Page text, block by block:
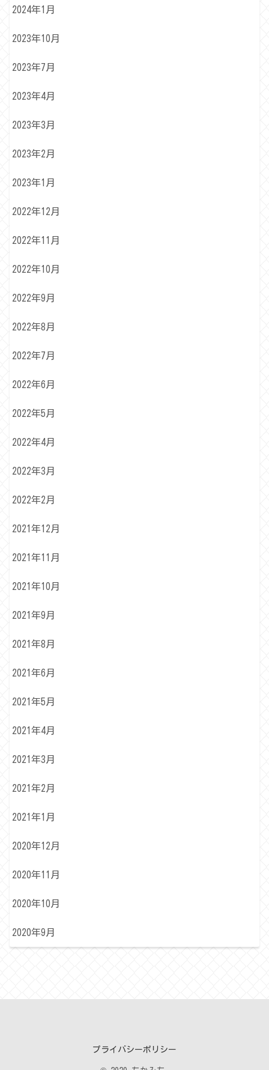
2024年1月
2023年10月
2023年7月
2023年4月
2023年3月
2023年2月
2023年1月
2022年12月
2022年11月
2022年10月
2022年9月
2022年8月
2022年7月
2022年6月
2022年5月
2022年4月
2022年3月
2022年2月
2021年12月
2021年11月
2021年10月
2021年9月
2021年8月
2021年6月
2021年5月
2021年4月
2021年3月
2021年2月
2021年1月
2020年12月
2020年11月
2020年10月
2020年9月
プライバシーポリシー